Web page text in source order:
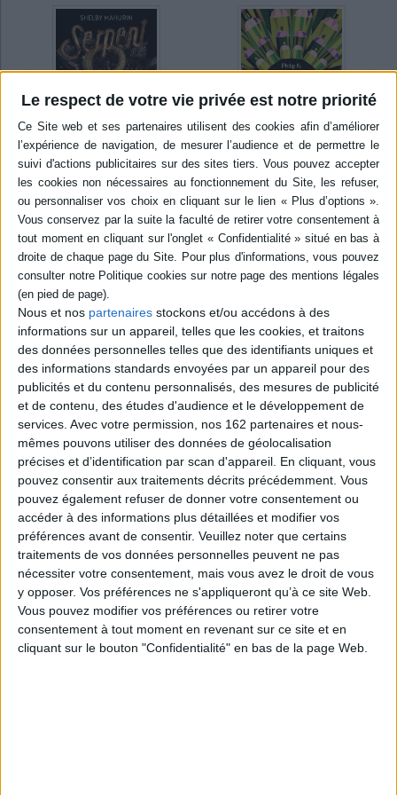
Le respect de votre vie privée est notre priorité
Nous et nos partenaires stockons et/ou accédons à des
informations sur un appareil, telles que les cookies, et traitons
des données personnelles telles que des identifiants uniques et
des informations standards envoyées par un appareil pour des
publicités et du contenu personnalisés, des mesures de publicité
et de contenu, des études d'audience et le développement de
services. Avec votre permission, nos 162 partenaires et nous-
mêmes pouvons utiliser des données de géolocalisation
précises et d’identification par scan d'appareil. En cliquant, vous
pouvez consentir aux traitements décrits précédemment. Vous
pouvez également refuser de donner votre consentement ou
accéder à des informations plus détaillées et modifier vos
préférences avant de consentir. Veuillez noter que certains
traitements de vos données personnelles peuvent ne pas
nécessiter votre consentement, mais vous avez le droit de vous
y opposer. Vos préférences ne s'appliqueront qu’à ce site Web.
Vous pouvez modifier vos préférences ou retirer votre
consentement à tout moment en revenant sur ce site et en
cliquant sur le bouton "Confidentialité" en bas de la page Web.
En stock *
Serpent & Dove. Vol. 1
Auteur :Shelby Mahurin
Éditeur :J'ai lu
9,40 €
Ubik
Auteur :Philip K. Dick
Éditeur :J'ai lu
8,10 €
LES ESSAIS ET BEAUX LIVRES :
Le cycle d'Abzalon. Vol. 1. Abzalon
Auteur :Pierre Bordage
Éditeur :Atalante
La planète Ester étant menacée par l'instabilité
de son étoile, ses dirigeants lancent une
expédition à la recherche d'une autre planète
habitable. 5.000 kroptes, survivants d'un récent
génocide, et 5.000 anciens pensionnaires de la
prison de Doeq embarquent à bord de l'Estérion
pour un voyage interstellaire de cent cinquante
ans. ©Electre 2026
26,50 €
En stock *